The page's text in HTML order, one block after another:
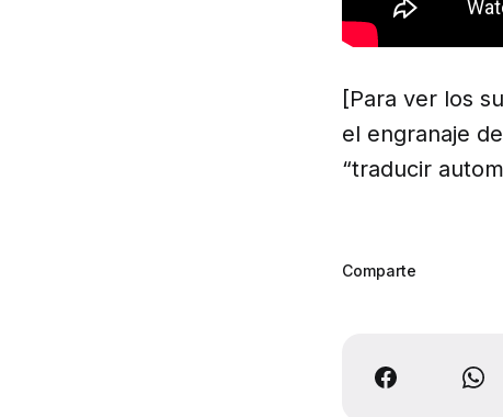
[Para ver los
el engranaje
“traducir
Comparte